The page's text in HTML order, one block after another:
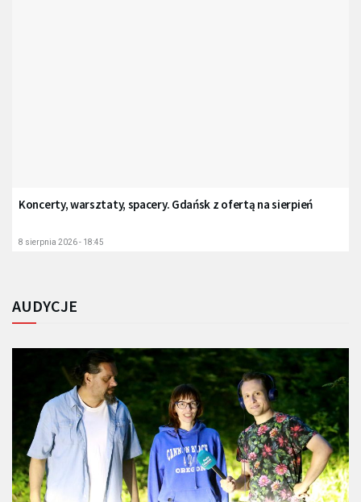
Koncerty, warsztaty, spacery. Gdańsk z ofertą na sierpień
8 sierpnia 2026 - 18:45
AUDYCJE